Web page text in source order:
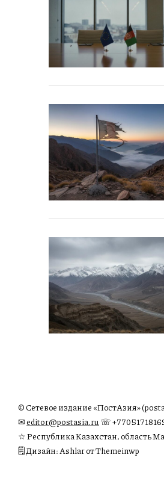
© Сетевое издание «ПостАзия»
✉︎editor@postasia.ru ☏
☆ Республика Казахстан, область
🗒 Дизайн: Ashlar от Themeinwp